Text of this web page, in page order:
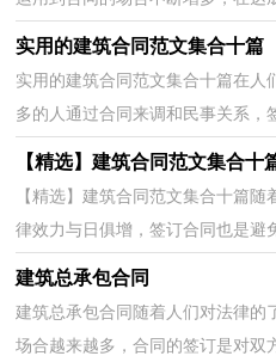
一定的自由。知道吗，写合同可是
实用的建筑合同范文集合十篇
实用的建筑合同范文集合十篇在人
多的人通过合同来调和民事关系，
【精选】建筑合同范文集合十
【精选】建筑合同范文集合十篇
律效力与日俱增，签订合同也是避
建筑总承包合同
建筑总承包合同随着人们对法律的
场合越来越多，合同的签订是对双